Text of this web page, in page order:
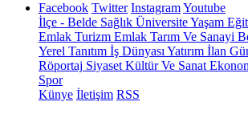
Facebook Twitter InstagramYoutube
İlçe - Belde Sağlık ÜniversiteYaşam
Emlak Turizm Emlak Tarım Ve Sanayi
Yerel Tanıtım İş Dünyası Yatırım İlan
Röportaj Siyaset Kültür Ve Sanat
Spor
Künye İletişim RSS